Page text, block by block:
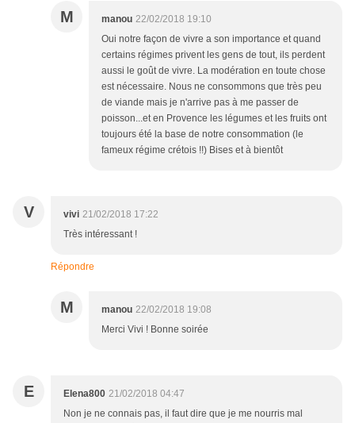
M manou 22/02/2018 19:10
Oui notre façon de vivre a son importance et quand
certains régimes privent les gens de tout, ils perdent
aussi le goût de vivre. La modération en toute chose
est nécessaire. Nous ne consommons que très peu
de viande mais je n'arrive pas à me passer de
poisson...et en Provence les légumes et les fruits ont
toujours été la base de notre consommation (le
fameux régime crétois !!) Bises et à bientôt
V vivi 21/02/2018 17:22
Très intéressant !
Répondre
M manou 22/02/2018 19:08
Merci Vivi ! Bonne soirée
E Elena800 21/02/2018 04:47
Non je ne connais pas, il faut dire que je me nourris mal